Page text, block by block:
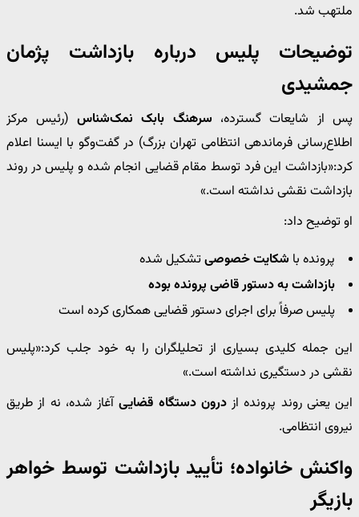
ملتهب شد.
توضیحات پلیس درباره بازداشت پژمان
جمشیدی
پس از شایعات گسترده، سرهنگ بابک نمک‌شناس (رئیس مرکز
اطلاع‌رسانی فرماندهی انتظامی تهران بزرگ) در گفت‌وگو با ایسنا اعلام
کرد:«بازداشت این فرد توسط مقام قضایی انجام شده و پلیس در روند
بازداشت نقشی نداشته است.»
او توضیح داد:
پرونده با شکایت خصوصیتشکیل شده
بازداشت به دستور قاضی پرونده بوده
پلیس صرفاً برای اجرای دستور قضایی همکاری کرده است
این جمله کلیدی بسیاری از تحلیلگران را به خود جلب کرد:«پلیس
نقشی در دستگیری نداشته است.»
این یعنی روند پرونده ازدرون دستگاه قضاییآغاز شده، نه از طریق
نیروی انتظامی.
واکنش خانواده؛ تأیید بازداشت توسط خواهر
بازیگر